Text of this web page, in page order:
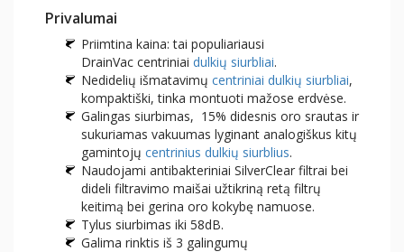
Privalumai
Priimtina kaina: tai populiariausi
DrainVac centriniai dulkių siurbliai.
Nedidelių išmatavimų centriniai dulkių siurbliai,
kompaktiški, tinka montuoti mažose erdvėse.
Galingas siurbimas, 15% didesnis oro srautas ir
sukuriamas vakuumas lyginant analogiškus kitų
gamintojų centrinius dulkių siurblius.
Naudojami antibakteriniai SilverClear filtrai bei
dideli filtravimo maišai užtikriną retą filtrų
keitimą bei gerina oro kokybę namuose.
Tylus siurbimas iki 58dB.
Galima rinktis iš 3 galingumų